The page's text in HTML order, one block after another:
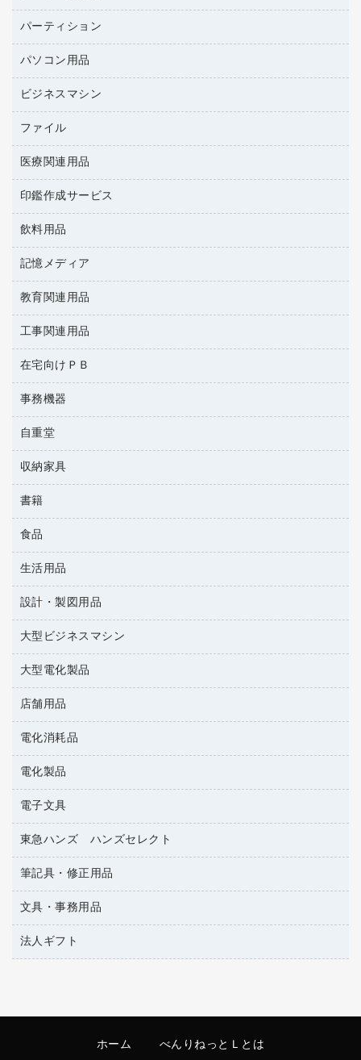
防災用品
養生用品
ミーティングテーブル
ノート
ルーズリーフ
各種用紙
額縁
帳簿
典礼用品
伝票
粘着メモ
パーティション
パーティション
パソコン用品
ＨＤＤ／ＳＳＤ
ＯＡエプロン
ＯＡクリーナー／エアダスター
ＯＡフィルター
キーボード／テンキー
スマートフォン／モバイル周辺機器
セキュリティ用品
ディスプレイモニター
ネットワーク／ＬＡＮ機器
パソコンアクセサリー
パソコンバッグ／収納用品
マウス
マウスパッド
各種ケーブル
ビジネスマシン
ＵＳＢメモリ
インクジェットプリンタ／複合機
コピー機
スキャナー
デジタルカメラ
ファクシミリ
プロジェクタ
メモリーカード
レーザープリンタ／複合機
ファイル
２穴リフィル・２穴インデックス
３０穴リフィル・３０穴インデックス
Ｚ式ファイル
カードケース
クリップボード
クリヤーブック（差替式）
クリヤーホルダー
コンピュータ用ファイル
その他ファイル
ファイルボックス
フォルダー
フラットファイル
リングファイル
レターファイル
持ち出しファイル
統一伝票用ファイル
背幅が伸びるファイル
板目表紙・綴込表紙
名刺整理用品
医療関連用品
医療関連用品
介護用品
感染症対策用品
感染症対策用品（食品・飲料・食添製品）
管理医療機器
保健用品
印鑑作成サービス
印鑑作成サービス
飲料用品
インスタントコーヒー
お茶備品
コーヒーメーカー・備品
ソフトドリンク
ミネラルウォーター
レギュラーコーヒー
医薬部外品
紅茶・バラエティ飲料
茶葉・インスタント
記憶メディア
ＣＤ－Ｒ
ＣＤ－ＲＷ
ＤＶＤ
データカートリッジ
ブルーレイディスク
メディア収納用品
教育関連用品
教育関連用品
工事関連用品
安全靴（特別販売品）
屋外用品
工事関連用品
在宅向けＰＢ
その他雑品
家具関連用品
事務機器
ＯＨＰ用品
シュレッダ
タイムカード
タイムレコーダー
ラミネータ
レーザーポインター
大型シュレッダー（共配）
自重堂
作業服・オフィスウェア
収納家具
その他収納
金庫
保管庫・書庫
書籍
パソコンソフト
雑誌
辞典
地図
食品
菓子
食品
生活用品
キッチン用品
ゴミ袋
スポーツ・レジャー用品
スリッパ・サンダル・シューズ
その他雑貨
ダストボックス
ティッシュペーパー
トイレットペーパー
トイレ用洗剤
ハンドソープ・石鹸
ペーパータオル
飲食雑貨用品
設計・製図用品
設計・製図用品
大型ビジネスマシン
プリンタ
大型電化製品
テレビ・ＡＶ機器
冷蔵庫・キッチン・調理家電
店舗用品
ＰＯＰ用品
カウンター／お会計用品
サイン・看板用品
ディスプレイ用品
レジ・ポリ袋
陳列什器
店舗運営用品
電化消耗品
アルバム
デスクライト
フィルム・カメラ用品
懐中電灯・ライト
各種テープ
電球・蛍光灯
電化製品
ＡＶ機器・アクセサリー
キッチン・調理家電
その他電化製品
空調・季節家電
電子文具
その他電子文具
ラベルライター
電卓
東急ハンズ ハンズセレクト
東急ハンズ
筆記具・修正用品
シャープペンシル
シャープペンシル用替芯
ボールペン（ゲルインク）
文具・事務用品
カッター
ステープラー本体
ステープル針
法人ギフト
高島屋（食品・飲料）
ホーム べんりねっとＬとは